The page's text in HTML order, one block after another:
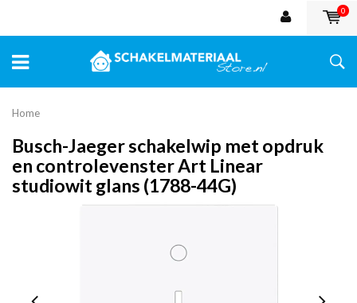
0
Home
Busch-Jaeger schakelwip met opdruk
en controlevenster Art Linear
studiowit glans (1788-44G)